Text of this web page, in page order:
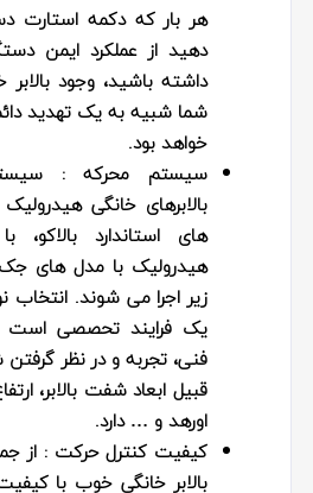
هر بار که دکمه استارت
دهید از عملکرد ایمن
داشته باشید، وجود
شما شبیه به یک تهدید
خواهد بود.
سیستم محرکه :
بالابرهای خانگی
های استاندارد
هیدرولیک با مدل های
زیر اجرا می شوند.
یک فرایند تحصصی است
فنی، تجربه و در نظر گرفتن
قبیل ابعاد شفت بالابر،
اورهد و … دارد.
کیفیت کنترل حرکت : از
بالابر خانگی خوب با